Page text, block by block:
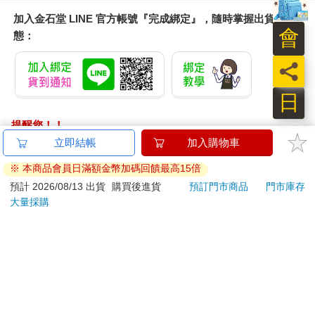
加入金石堂 LINE 官方帳號『完成綁定』，隨時掌握出貨動
態：
提醒您！！
金石堂及銀行均不會請您操作ATM! 如接獲電話要求您前往
ATM提款機，請不要聽從指示，以免受騙上當！
退換貨須知：
**提醒您，鑑賞期不等於試用期，退回商品須為全新狀態**
立即結帳 加入購物車
※ 本商品會員日滿額金幣加碼回饋最高15倍
預計 2026/08/13 出貨
購買後進貨 預訂門市商品
門市庫存
大量採購
日
員
會